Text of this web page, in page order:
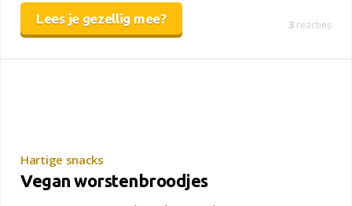
Lees je gezellig mee? 3 reacties
Hartige snacks
Vegan worstenbroodjes